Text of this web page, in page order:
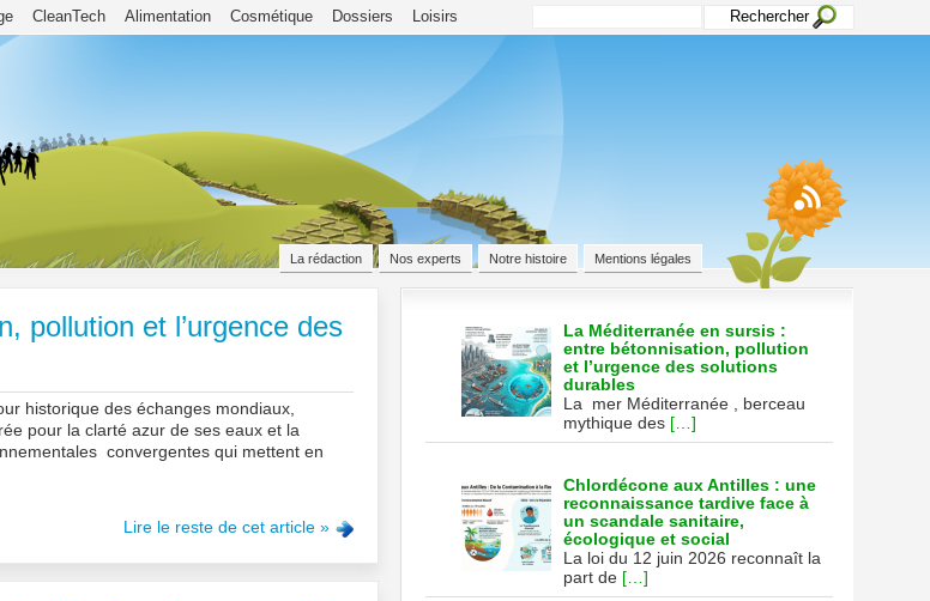
CleanTech Alimentation Cosmétique Dossiers Loisirs
La rédaction Nos experts Notre histoire Mentions légales
pollution et l’urgence des
historique des échanges mondiaux,
pour la clarté azur de ses eaux et la
convergentes qui mettent en
Lire le reste de cet article »
La Méditerranée en sursis :
entre bétonnisation, pollution
et l’urgence des solutions
durables
La mer Méditerranée , berceau
mythique des […]
Chlordécone aux Antilles : une
reconnaissance tardive face à
un scandale sanitaire,
écologique et social
La loi du 12 juin 2026 reconnaît la
part de […]